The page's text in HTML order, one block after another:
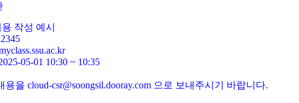
작성 예시
05-01 10:30 ~ 10:35
용을 cloud-csr@soongsil.dooray.com 으로 보내주시기 바랍니다.